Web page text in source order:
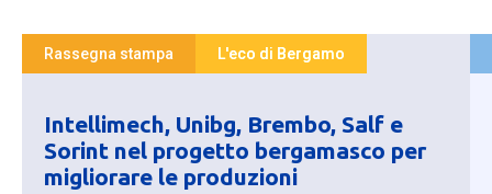
Rassegna stampa L'eco di Bergamo
Intellimech, Unibg, Brembo, Salf e
Sorint nel progetto bergamasco per
migliorare le produzioni